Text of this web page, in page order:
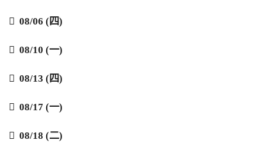
 08/06 (四)
 08/10 (一)
 08/13 (四)
 08/17 (一)
 08/18 (二)